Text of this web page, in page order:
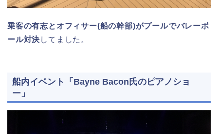
乗客の有志とオフィサー(船の幹部)がプールでバレーボ
ール対決 してました。
船内イベント「Bayne Bacon氏のピアノショ
ー」